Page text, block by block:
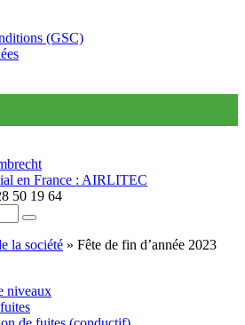
(GSC)
en France : AIRLITEC
50 19 64
la société » Fête de fin d’année 2023
niveaux